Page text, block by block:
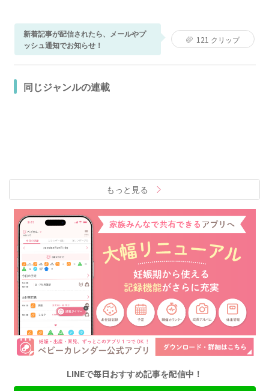
新着記事が配信されたら、メールやプ
ッシュ通知でお知らせ！
121 クリップ
同じジャンルの連載
もっと見る
LINEで毎日おすすめ記事を配信中！